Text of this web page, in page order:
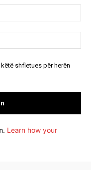
shfletues për herën
Learn how your